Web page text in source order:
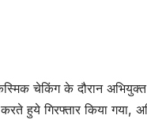
चेकिंग के दौरान
हुये गिरफ्तार किया गया,